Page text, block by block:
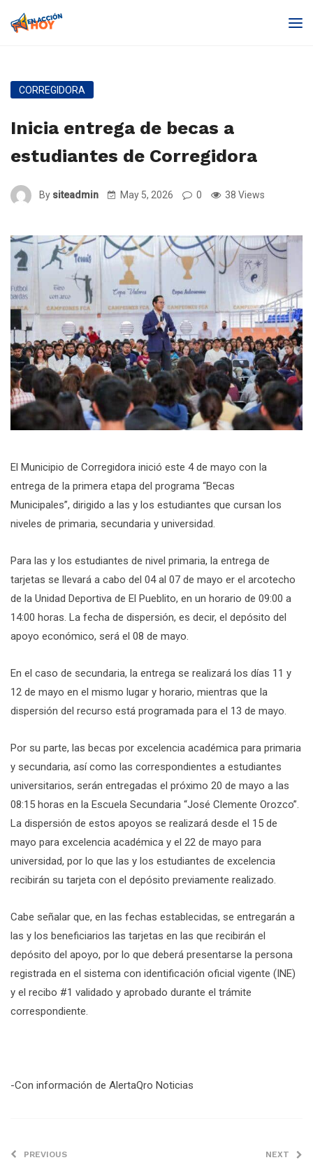
CORREGIDORA
Inicia entrega de becas a
estudiantes de Corregidora
By siteadmin May 5, 2026 0 38 Views
El Municipio de Corregidora inició este 4 de mayo con la
entrega de la primera etapa del programa “Becas
Municipales”, dirigido a las y los estudiantes que cursan los
niveles de primaria, secundaria y universidad.
Para las y los estudiantes de nivel primaria, la entrega de
tarjetas se llevará a cabo del 04 al 07 de mayo er el arcotecho
de la Unidad Deportiva de El Pueblito, en un horario de 09:00 a
14:00 horas. La fecha de dispersión, es decir, el depósito del
apoyo económico, será el 08 de mayo.
En el caso de secundaria, la entrega se realizará los días 11 y
12 de mayo en el mismo lugar y horario, mientras que la
dispersión del recurso está programada para el 13 de mayo.
Por su parte, las becas por excelencia académica para primaria
y secundaria, así como las correspondientes a estudiantes
universitarios, serán entregadas el próximo 20 de mayo a las
08:15 horas en la Escuela Secundaria “José Clemente Orozco”.
La dispersión de estos apoyos se realizará desde el 15 de
mayo para excelencia académica y el 22 de mayo para
universidad, por lo que las y los estudiantes de excelencia
recibirán su tarjeta con el depósito previamente realizado.
Cabe señalar que, en las fechas establecidas, se entregarán a
las y los beneficiarios las tarjetas en las que recibirán el
depósito del apoyo, por lo que deberá presentarse la persona
registrada en el sistema con identificación oficial vigente (INE)
y el recibo #1 validado y aprobado durante el trámite
correspondiente.
-Con información de AlertaQro Noticias
PREVIOUS NEXT